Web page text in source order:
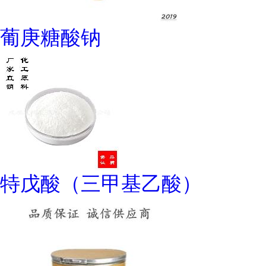
葡庚糖酸钠
特戊酸（三甲基乙酸）